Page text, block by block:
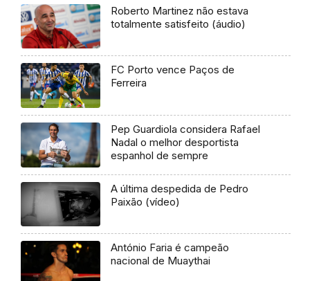
Roberto Martinez não estava
totalmente satisfeito (áudio)
FC Porto vence Paços de
Ferreira
Pep Guardiola considera Rafael
Nadal o melhor desportista
espanhol de sempre
A última despedida de Pedro
Paixão (vídeo)
António Faria é campeão
nacional de Muaythai